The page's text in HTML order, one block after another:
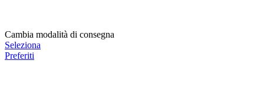
Cambia modalità di consegna
Seleziona
Preferiti